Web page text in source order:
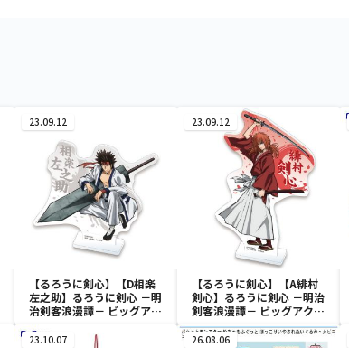
23.09.12
【るろうに剣心】【D相楽
左之助】るろうに剣心 －明
治剣客浪漫譚－ ビッグアク
23.09.12
【るろうに剣心】【A緋村
剣心】るろうに剣心 －明治
剣客浪漫譚－ ビッグアクリ
ルプレート第一弾
23.10.07 26.08.06